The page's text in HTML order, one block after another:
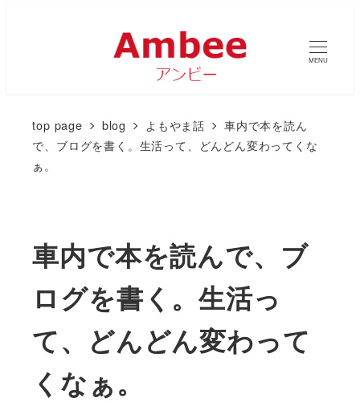
MENU
top page blog よもやま話
車内で本を読ん
で、ブログを書く。生活って、どんどん変わってくな
ぁ。
車内で本を読んで、ブ
ログを書く。生活っ
て、どんどん変わって
くなぁ。